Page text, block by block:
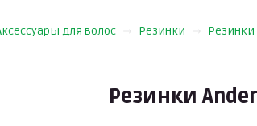
для волос Резинки Резинки
Резинки